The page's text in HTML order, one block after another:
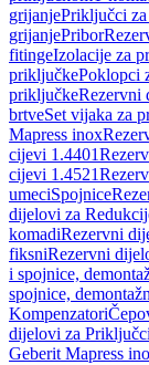
grijanjePriključci
grijanjePribor
fitingeIzolacije za
priključkePoklopci
priključkeRezervni
brtveSet vijaka za
Mapress inox
cijevi 1.4401
cijevi 1.4521
umeciSpojnice
dijelovi za
komadiRezervni
fiksniRezervni
i spojnice,
spojnice,
Kompenzatori
dijelovi za Priključci
Geberit Mapress